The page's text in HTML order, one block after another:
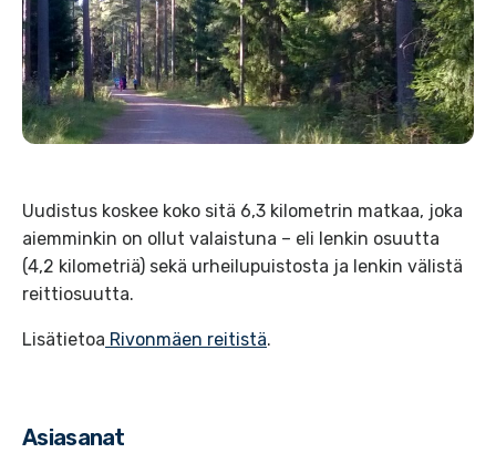
Uudistus koskee koko sitä 6,3 kilometrin matkaa, joka
aiemminkin on ollut valaistuna – eli lenkin osuutta
(4,2 kilometriä) sekä urheilupuistosta ja lenkin välistä
reittiosuutta.
Lisätietoa Rivonmäen reitistä.
Asiasanat